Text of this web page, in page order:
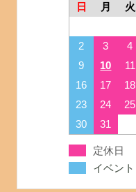
日
月 火
2
3 4
9
10 11
16
17 18
23
24 25
30
31
定休日
イベント